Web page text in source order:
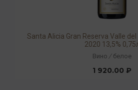
Santa Alicia Gran Reserva Valle
2020 13,5%
Вино / белое
1 920.00 ₽